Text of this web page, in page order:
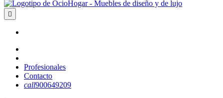

Profesionales
Contacto
call900649209